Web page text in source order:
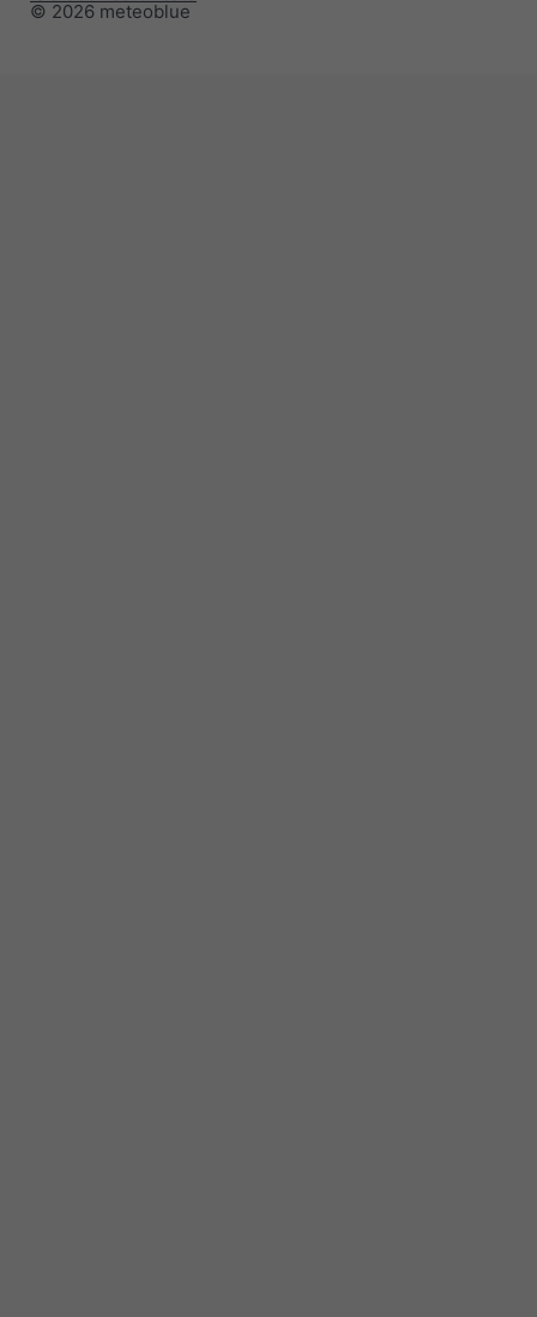
© 2026 meteoblue